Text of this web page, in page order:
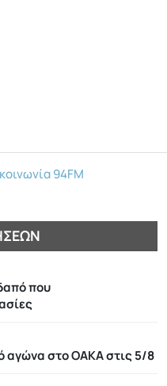
94FM
που
αγώνα στο ΟΑΚΑ στις 5/8